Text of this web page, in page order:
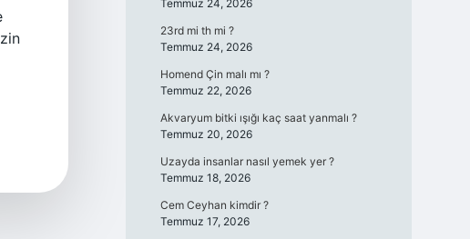
Temmuz 24, 2026
23rd mi th mi ?
Temmuz 24, 2026
Homend Çin malı mı ?
Temmuz 22, 2026
Akvaryum bitki ışığı kaç saat yanmalı ?
Temmuz 20, 2026
Uzayda insanlar nasıl yemek yer ?
Temmuz 18, 2026
Cem Ceyhan kimdir ?
Temmuz 17, 2026